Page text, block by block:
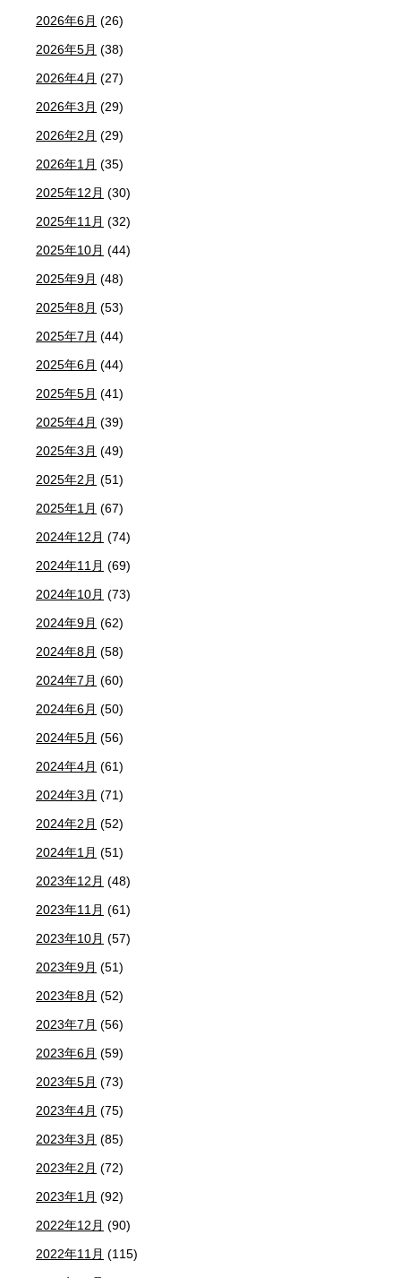
2026年6月 (26)
2026年5月 (38)
2026年4月 (27)
2026年3月 (29)
2026年2月 (29)
2026年1月 (35)
2025年12月 (30)
2025年11月 (32)
2025年10月 (44)
2025年9月 (48)
2025年8月 (53)
2025年7月 (44)
2025年6月 (44)
2025年5月 (41)
2025年4月 (39)
2025年3月 (49)
2025年2月 (51)
2025年1月 (67)
2024年12月 (74)
2024年11月 (69)
2024年10月 (73)
2024年9月 (62)
2024年8月 (58)
2024年7月 (60)
2024年6月 (50)
2024年5月 (56)
2024年4月 (61)
2024年3月 (71)
2024年2月 (52)
2024年1月 (51)
2023年12月 (48)
2023年11月 (61)
2023年10月 (57)
2023年9月 (51)
2023年8月 (52)
2023年7月 (56)
2023年6月 (59)
2023年5月 (73)
2023年4月 (75)
2023年3月 (85)
2023年2月 (72)
2023年1月 (92)
2022年12月 (90)
2022年11月 (115)